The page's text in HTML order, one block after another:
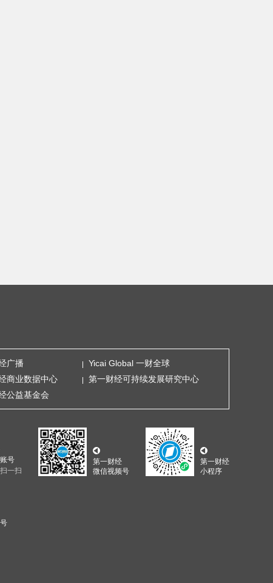
广播
Yicai Global 一财全球
商业数据中心
第一财经可持续发展研究中心
公益基金会
号
一扫
第一财经
微信视频号
第一财经
小程序